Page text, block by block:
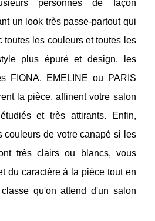
personnes de façon
un look très passe-partout qui
toutes les couleurs et toutes les
plus épuré et design, les
FIONA, EMELINE ou PARIS
la pièce, affinent votre salon
et très attirants. Enfin,
couleurs de votre canapé si les
très clairs ou blancs, vous
du caractère à la pièce tout en
qu'on attend d'un salon